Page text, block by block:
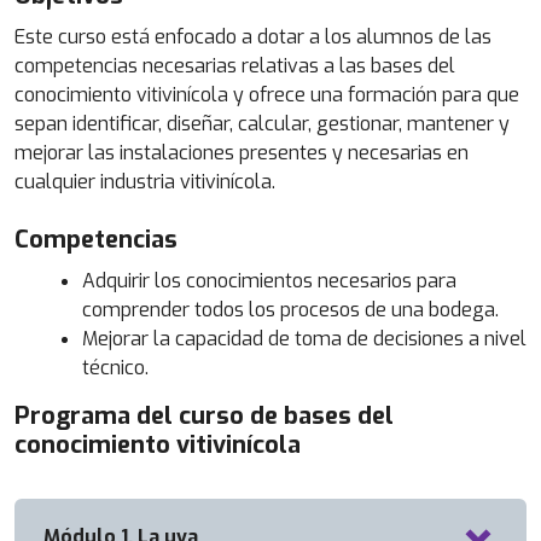
Este curso está enfocado a dotar a los alumnos de las
competencias necesarias relativas a las bases del
conocimiento vitivinícola y ofrece una formación para que
sepan identificar, diseñar, calcular, gestionar, mantener y
mejorar las instalaciones presentes y necesarias en
cualquier industria vitivinícola.
Competencias
Adquirir los conocimientos necesarios para
comprender todos los procesos de una bodega.
Mejorar la capacidad de toma de decisiones a nivel
técnico.
Programa del curso de bases del
conocimiento vitivinícola